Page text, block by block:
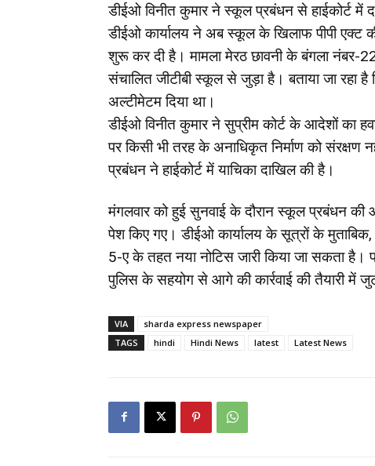
डीईओ विनीत कुमार ने स्कूल प्रबंधन से हाईकोर्ट में
डीईओ कार्यालय ने अब स्कूल के खिलाफ पीपी एक्ट
शुरू कर दी है। मामला मेरठ छावनी के बंगला नंबर-
संचालित जीटीबी स्कूल से जुड़ा है। बताया जा रहा
अल्टीमेटम दिया था।
डीईओ विनीत कुमार ने सुप्रीम कोर्ट के आदेशों का
पर किसी भी तरह के अनाधिकृत निर्माण को
प्रबंधन ने हाईकोर्ट में याचिका दाखिल की है।
मंगलवार को हुई सुनवाई के दौरान स्कूल प्रबंधन की
पेश किए गए। डीईओ कार्यालय के सूत्रों के
5-ए के तहत नया नोटिस जारी किया जा सकता है।
पुलिस के सहयोग से आगे की कार्रवाई की तैयारी में
VIA
sharda express newspaper
TAGS
hindi Hindi News latest Latest News